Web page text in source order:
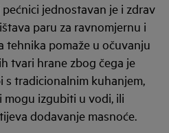
jednostavan je i zdrav
paru za ravnomjernu i
tehnika pomaže u očuvanju
tvari hrane zbog čega je
s tradicionalnim kuhanjem,
mogu izgubiti u vodi, ili
dodavanje masnoće.